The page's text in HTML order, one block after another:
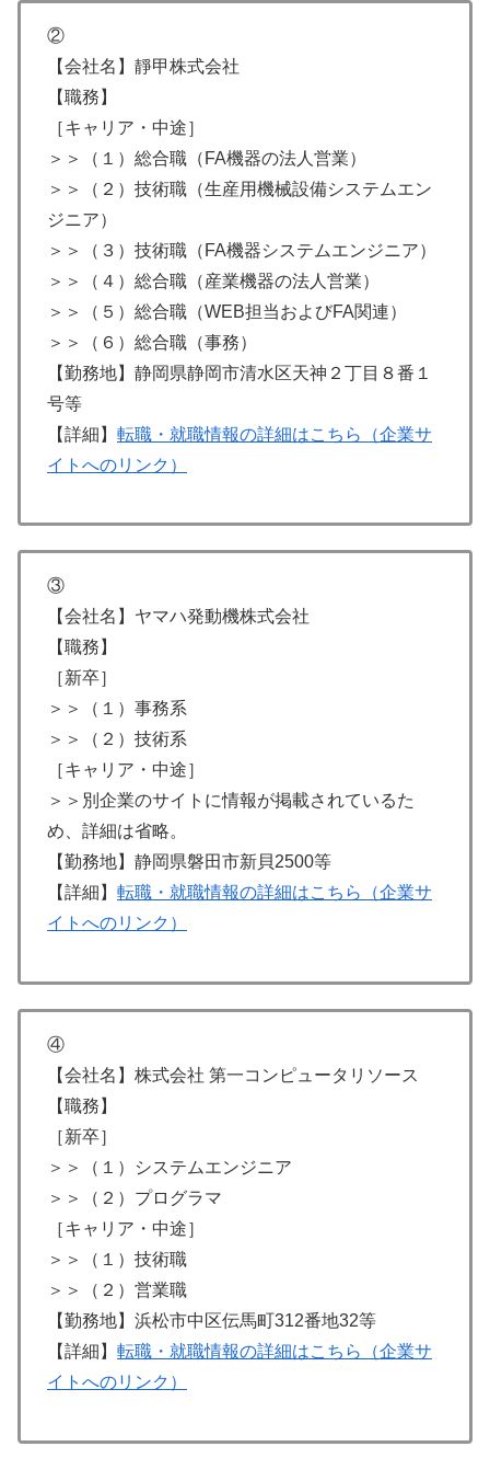
②
【会社名】靜甲株式会社
【職務】
［キャリア・中途］
＞＞（１）総合職（FA機器の法人営業）
＞＞（２）技術職（生産用機械設備システムエン
ジニア）
＞＞（３）技術職（FA機器システムエンジニア）
＞＞（４）総合職（産業機器の法人営業）
＞＞（５）総合職（WEB担当およびFA関連）
＞＞（６）総合職（事務）
【勤務地】静岡県静岡市清水区天神２丁目８番１
号等
【詳細】 転職・就職情報の詳細はこちら（企業サ
イトへのリンク）
③
【会社名】ヤマハ発動機株式会社
【職務】
［新卒］
＞＞（１）事務系
＞＞（２）技術系
［キャリア・中途］
＞＞別企業のサイトに情報が掲載されているた
め、詳細は省略。
【勤務地】静岡県磐田市新貝2500等
【詳細】 転職・就職情報の詳細はこちら（企業サ
イトへのリンク）
④
【会社名】株式会社 第一コンピュータリソース
【職務】
［新卒］
＞＞（１）システムエンジニア
＞＞（２）プログラマ
［キャリア・中途］
＞＞（１）技術職
＞＞（２）営業職
【勤務地】浜松市中区伝馬町312番地32等
【詳細】 転職・就職情報の詳細はこちら（企業サ
イトへのリンク）